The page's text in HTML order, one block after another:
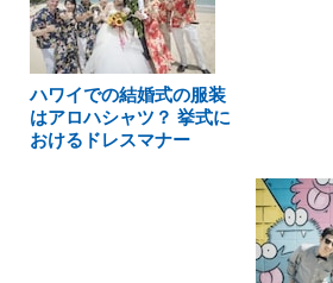
ハワイでの結婚式の服装
はアロハシャツ？ 挙式に
おけるドレスマナー